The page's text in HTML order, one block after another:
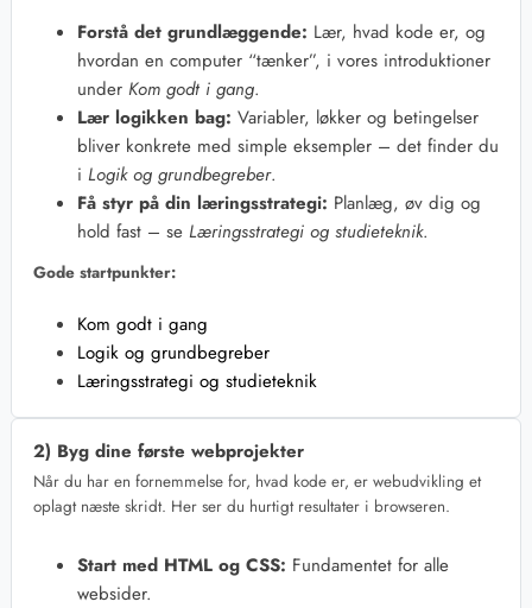
Forstå det grundlæggende: Lær, hvad kode er, og
hvordan en computer “tænker”, i vores introduktioner
under Kom godt i gang.
Lær logikken bag: Variabler, løkker og betingelser
bliver konkrete med simple eksempler – det finder du
i Logik og grundbegreber.
Få styr på din læringsstrategi: Planlæg, øv dig og
hold fast – se Læringsstrategi og studieteknik.
Gode startpunkter:
Kom godt i gang
Logik og grundbegreber
Læringsstrategi og studieteknik
2) Byg dine første webprojekter
Når du har en fornemmelse for, hvad kode er, er webudvikling et
oplagt næste skridt. Her ser du hurtigt resultater i browseren.
Start med HTML og CSS: Fundamentet for alle
websider.